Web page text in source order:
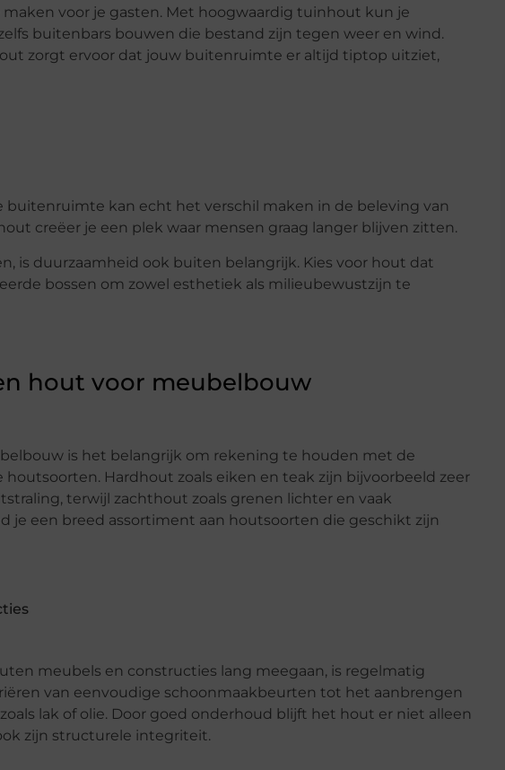
voor je gasten. Met hoogwaardig tuinhout kun je
buitenbars bouwen die bestand zijn tegen weer en wind.
zorgt ervoor dat jouw buitenruimte er altijd tiptop uitziet,
buitenruimte kan echt het verschil maken in de beleving van
creëer je een plek waar mensen graag langer blijven zitten.
is duurzaamheid ook buiten belangrijk. Kies voor hout dat
bossen om zowel esthetiek als milieubewustzijn te
hout voor meubelbouw
is het belangrijk om rekening te houden met de
Hardhout zoals eiken en teak zijn bijvoorbeeld zeer
terwijl zachthout zoals grenen lichter en vaak
je een breed assortiment aan houtsoorten die geschikt zijn
meubels en constructies lang meegaan, is regelmatig
van eenvoudige schoonmaakbeurten tot het aanbrengen
lak of olie. Door goed onderhoud blijft het hout er niet alleen
zijn structurele integriteit.